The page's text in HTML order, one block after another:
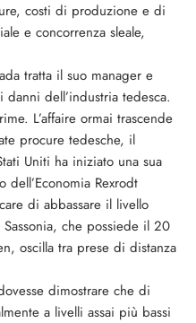
costi di produzione e di
e concorrenza sleale,
tratta il suo manager e
dell’industria tedesca.
L’affaire ormai trascende
procure tedesche, il
Uniti ha iniziato una sua
Rexrodt
di abbassare il livello
che possiede il 20
oscilla tra prese di distanza
dimostrare che di
a livelli assai più bassi